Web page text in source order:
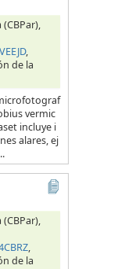
,
de la
vermic
incluye i
alares, ej
,
de la